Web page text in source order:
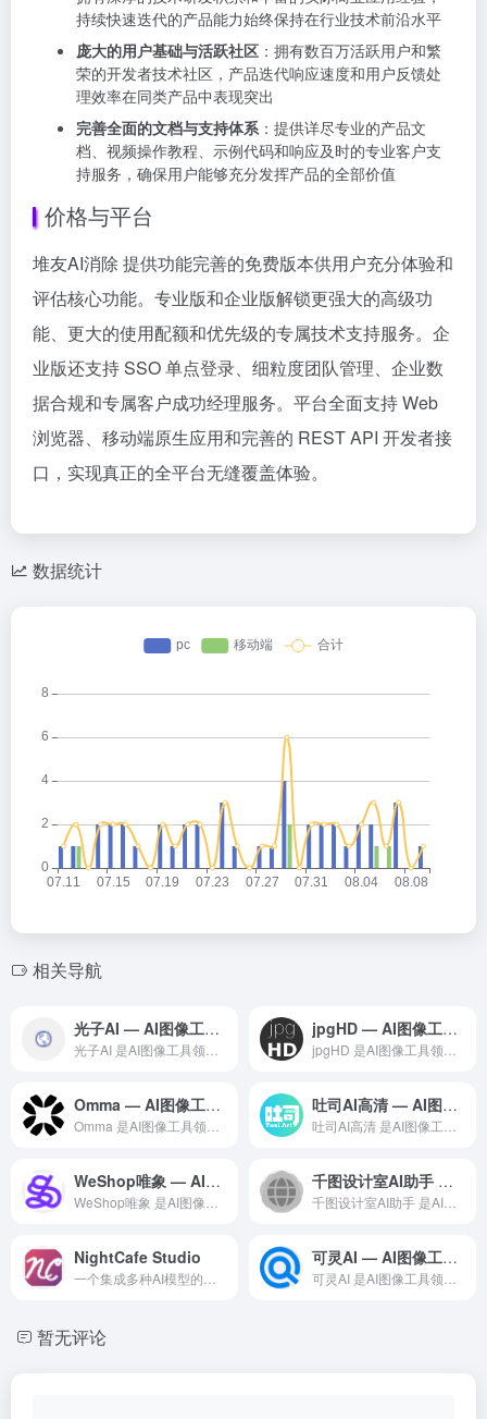
持续快速迭代的产品能力始终保持在行业技术前沿水平
庞大的用户基础与活跃社区 ：拥有数百万活跃用户和繁
荣的开发者技术社区，产品迭代响应速度和用户反馈处
理效率在同类产品中表现突出
完善全面的文档与支持体系 ：提供详尽专业的产品文
档、视频操作教程、示例代码和响应及时的专业客户支
持服务，确保用户能够充分发挥产品的全部价值
价格与平台
堆友AI消除 提供功能完善的免费版本供用户充分体验和
评估核心功能。专业版和企业版解锁更强大的高级功
能、更大的使用配额和优先级的专属技术支持服务。企
业版还支持 SSO 单点登录、细粒度团队管理、企业数
据合规和专属客户成功经理服务。平台全面支持 Web
浏览器、移动端原生应用和完善的 REST API 开发者接
口，实现真正的全平台无缝覆盖体验。
数据统计
相关导航
光子AI — AI图像工具领域的专业 AI 工具 jpgHD — AI图像工具领域的专业 AI 工具
Omma — AI图像工具领域的专业 AI 工具 吐司AI高清 — AI图像工具领域的专业 AI 工具
WeShop唯象 — AI图像工具领域的专业 AI 工具 千图设计室AI助手 — AI图像工具领域的专业 AI 工具
NightCafe Studio 可灵AI — AI图像工具领域的专业 AI 工具
暂无评论